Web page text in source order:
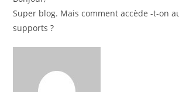
Super blog. Mais comment accède -t-on
supports ?